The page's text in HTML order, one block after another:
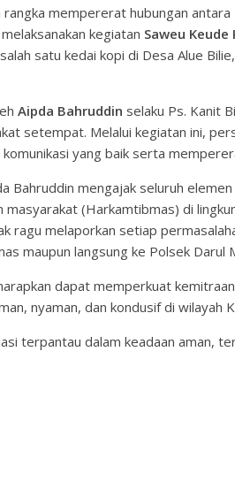
rangka mempererat hubungan
kegiatan Saweu Keude
satu kedai kopi di Desa Alue
Aipda Bahruddin selaku Ps. Kanit
setempat. Melalui kegiatan ini,
yang baik serta
Bahruddin mengajak seluruh
(Harkamtibmas) di
ragu melaporkan setiap
maupun langsung ke Polsek Darul
dapat memperkuat
nyaman, dan kondusif di wilayah
terpantau dalam keadaan aman,